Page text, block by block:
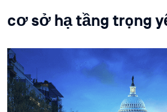
cơ sở hạ tầng trọng